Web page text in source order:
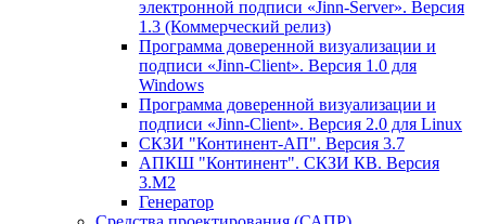
электронной подписи «Jinn-Server». Версия
1.3 (Коммерческий релиз)
Программа доверенной визуализации и
подписи «Jinn-Client». Версия 1.0 для
Windows
Программа доверенной визуализации и
подписи «Jinn-Client». Версия 2.0 для Linux
СКЗИ "Континент-АП". Версия 3.7
АПКШ "Континент". СКЗИ КВ. Версия
3.М2
Генератор